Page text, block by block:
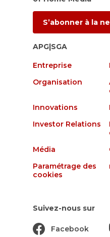
S’abonner à la
APG|SGA
Entreprise
Organisation
Innovations
Investor Relations
Média
Paramétrage des
cookies
Suivez-nous sur
Facebook